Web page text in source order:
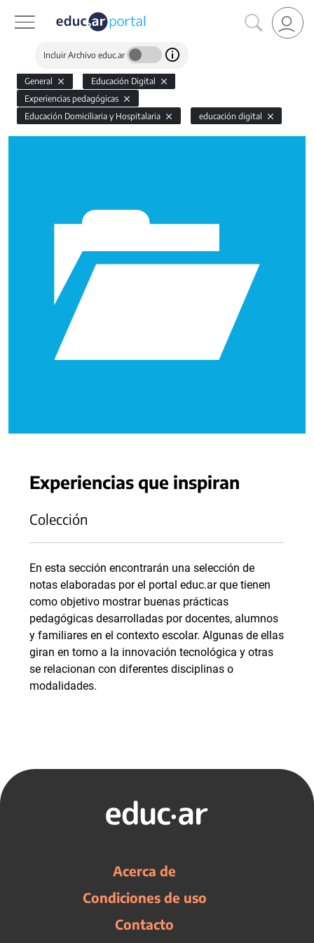
Incluir Archivo educ.ar
General
Educación Digital
Experiencias pedagógicas
Educación Domiciliaria y Hospitalaria
educación digital
Experiencias que inspiran
Colección
En esta sección encontrarán una selección de
notas elaboradas por el portal educ.ar que tienen
como objetivo mostrar buenas prácticas
pedagógicas desarrolladas por docentes, alumnos
y familiares en el contexto escolar. Algunas de ellas
giran en torno a la innovación tecnológica y otras
se relacionan con diferentes disciplinas o
modalidades.
Acerca de
Condiciones de uso
Contacto